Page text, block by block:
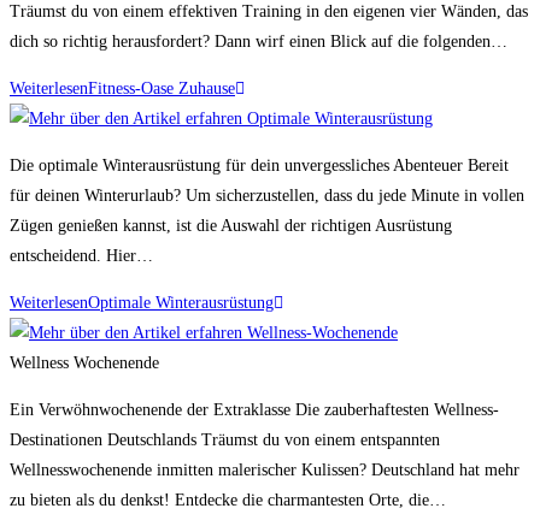
Träumst du von einem effektiven Training in den eigenen vier Wänden, das
dich so richtig herausfordert? Dann wirf einen Blick auf die folgenden…
WeiterlesenFitness-Oase Zuhause
Die optimale Winterausrüstung für dein unvergessliches Abenteuer Bereit
für deinen Winterurlaub? Um sicherzustellen, dass du jede Minute in vollen
Zügen genießen kannst, ist die Auswahl der richtigen Ausrüstung
entscheidend. Hier…
WeiterlesenOptimale Winterausrüstung
Wellness Wochenende
Ein Verwöhnwochenende der Extraklasse Die zauberhaftesten Wellness-
Destinationen Deutschlands Träumst du von einem entspannten
Wellnesswochenende inmitten malerischer Kulissen? Deutschland hat mehr
zu bieten als du denkst! Entdecke die charmantesten Orte, die…